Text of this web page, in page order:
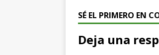
SÉ EL PRIMERO EN
Deja una